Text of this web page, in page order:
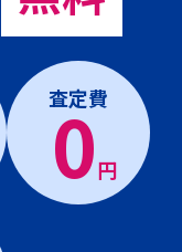
査定費
0円